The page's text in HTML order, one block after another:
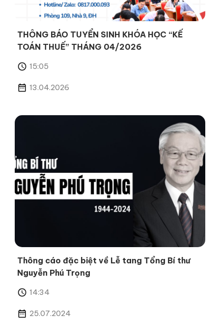
THÔNG BÁO TUYỂN SINH KHÓA HỌC “KẾ
TOÁN THUẾ” THÁNG 04/2026
15:05
13.04.2026
Thông cáo đặc biệt về Lễ tang Tổng Bí thư
Nguyễn Phú Trọng
14:34
25.07.2024